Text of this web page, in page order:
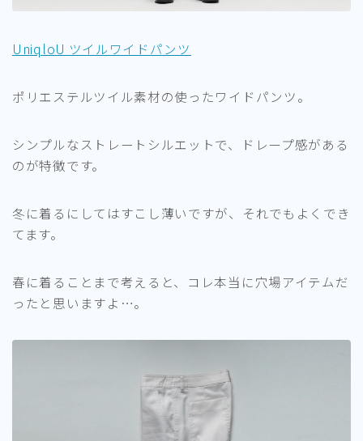
UniqloU ツイルワイドパンツ
ポリエステルツイル素材の使ったワイドパンツ。
シンプルなストレートシルエットで、ドレープ感がある
のが特徴です。
冬に着るにしてはすこし薄いですが、それでもよくでき
てます。
春に着ることまで考えると、コレ本当に穴場アイテムだ
ったと思いますよ…。